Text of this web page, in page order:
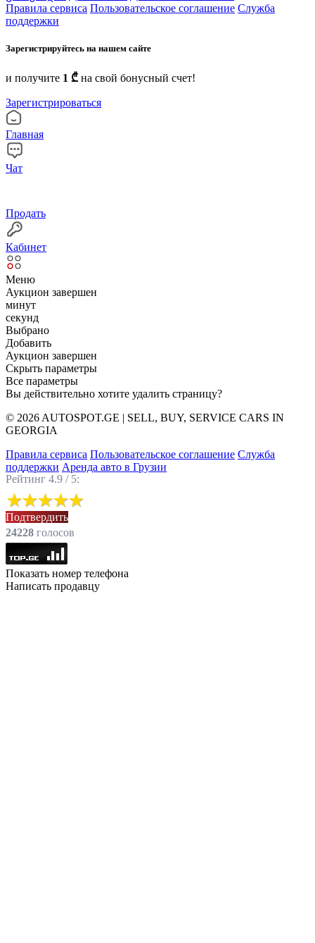
Правила сервиса Пользовательское соглашение Служба
поддержки
Зарегистрируйтесь на нашем сайте
и получите 1 ₾ на свой бонусный счет!
Зарегистрироваться
Главная
Чат
Продать
Кабинет
Меню
Аукцион завершен
минут
секунд
Выбрано
Добавить
Аукцион завершен
Скрыть параметры
Все параметры
Вы действительно хотите удалить страницу?
© 2026 AUTOSPOT.GE | SELL, BUY, SERVICE CARS IN
GEORGIA
Правила сервиса Пользовательское соглашение Служба
поддержки Аренда авто в Грузии
Рейтинг 4.9 / 5:
Подтвердить
24228 голоcов
Показать номер телефона
Написать продавцу